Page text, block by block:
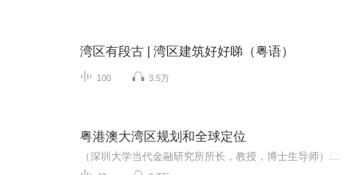
湾区有段古 | 湾区建筑好好睇（粤语）
100 3.5万
粤港澳大湾区规划和全球定位